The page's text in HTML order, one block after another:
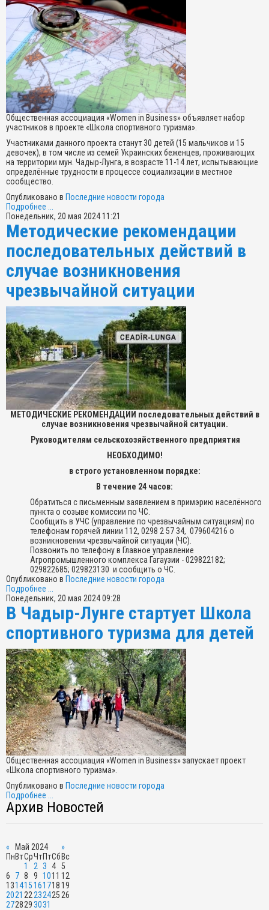
Общественная ассоциация «Wоmen in Business» объявляет набор
участников в проекте «Школа спортивного туризма».
Участниками данного проекта станут 30 детей (15 мальчиков и 15
девочек), в том числе из семей Украинских беженцев, проживающих
на территории мун. Чадыр-Лунга, в возрасте 11-14 лет, испытывающие
определённые трудности в процессе социализации в местное
сообщество.
Опубликовано в Последние новости города
Подробнее ...
Понедельник, 20 мая 2024 11:21
Методические рекомендации
последовательных действий в
случае возникновения
чрезвычайной ситуации
МЕТОДИЧЕСКИЕ РЕКОМЕНДАЦИИ последовательных действий в
случае возникновения чрезвычайной ситуации.
Руководителям сельскохозяйственного предприятия
НЕОБХОДИМО!
в строго установленном порядке:
В течение 24 часов:
Обратиться с письменным заявлением в примэрию населённого
пункта о созыве комиссии по ЧС.
Сообщить в УЧС (управление по чрезвычайным ситуациям) по
телефонам горячей линии 112, 0298 2 57 34, 079604216 о
возникновении чрезвычайной ситуации (ЧС).
Позвонить по телефону в Главное управление
Агропромышленного комплекса Гагаузии - 029822182;
029822685; 029823130 и сообщить о ЧС.
Опубликовано в Последние новости города
Подробнее ...
Понедельник, 20 мая 2024 09:28
В Чадыр-Лунге стартует Школа
спортивного туризма для детей
Общественная ассоциация «Wоmen in Business» запускает проект
«Школа спортивного туризма».
Опубликовано в Последние новости города
Подробнее ...
Архив Новостей
« Май 2024
»
ПнВтСрЧтПтСбВс
1
2 3 4 5
6
7 8 9 1011 12
13141516171819
2021 22 232425 26
2728293031